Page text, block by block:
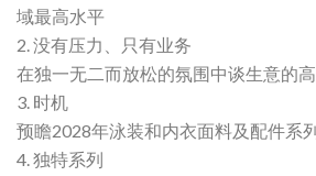
域最高水平
2. 没有压力、只有业务
在独一无二而放松的氛围中谈生意的
3. 时机
预瞻2028年泳装和内衣面料及配件系
4. 独特系列